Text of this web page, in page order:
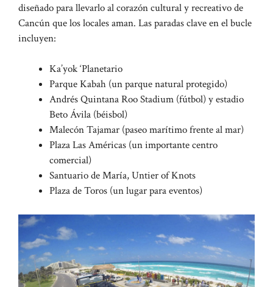
diseñado para llevarlo al corazón cultural y recreativo de
Cancún que los locales aman. Las paradas clave en el bucle
incluyen:
Ka’yok ‘Planetario
Parque Kabah (un parque natural protegido)
Andrés Quintana Roo Stadium (fútbol) y estadio
Beto Ávila (béisbol)
Malecón Tajamar (paseo marítimo frente al mar)
Plaza Las Américas (un importante centro
comercial)
Santuario de María, Untier of Knots
Plaza de Toros (un lugar para eventos)